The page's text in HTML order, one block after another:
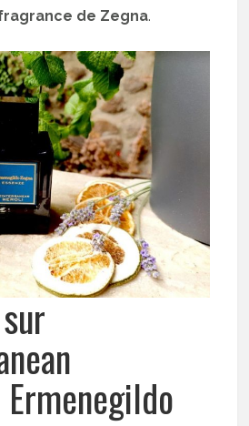
de Zegna.